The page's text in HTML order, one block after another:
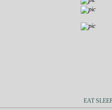
EAT